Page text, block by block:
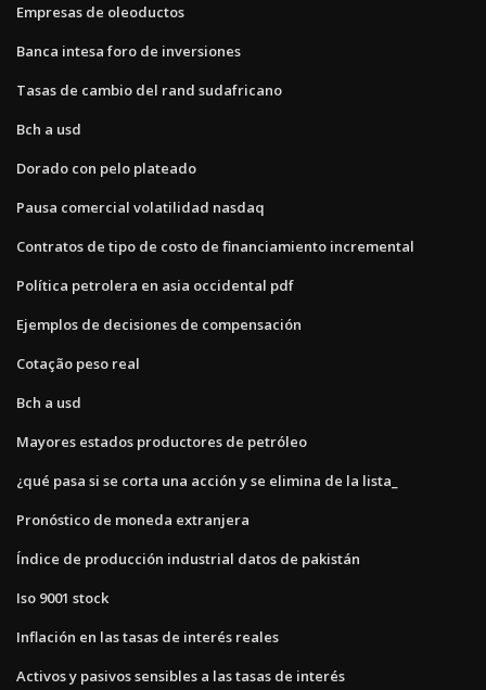
Empresas de oleoductos
Banca intesa foro de inversiones
Tasas de cambio del rand sudafricano
Bch a usd
Dorado con pelo plateado
Pausa comercial volatilidad nasdaq
Contratos de tipo de costo de financiamiento incremental
Política petrolera en asia occidental pdf
Ejemplos de decisiones de compensación
Cotação peso real
Bch a usd
Mayores estados productores de petróleo
¿qué pasa si se corta una acción y se elimina de la lista_
Pronóstico de moneda extranjera
Índice de producción industrial datos de pakistán
Iso 9001 stock
Inflación en las tasas de interés reales
Activos y pasivos sensibles a las tasas de interés